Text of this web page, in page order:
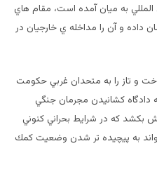
به ميان آمده است، مقام هاي
و آن را مداخله ي خارجيان در
و تاز را به متحدان غربي حكومت
كشانيدن مجرمان جنگي
بكشد كه در شرايط بحراني كنوني
به پيچيده تر شدن وضعيت كمك